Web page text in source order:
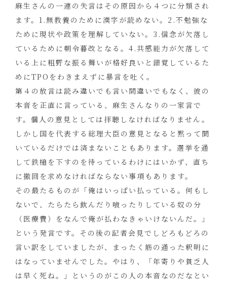
麻生さんの一連の失言はその原因から４つに分類され
ます。1.無教養のために漢字が読めない。2.不勉強な
ために現状や政策を理解していない。3.信念が欠落し
ているために朝令暮改となる。4.共感能力が欠落して
いる上に粗野な振る舞いが格好良いと錯覚しているた
めにTPOをわきまえずに暴言を吐く。
第４の放言は読み違いでも言い間違いでもなく、彼の
本音を正直に言っている、麻生さんなりの一家言で
す。個人の意見としては拝聴しなければなりません。
しかし国を代表する総理大臣の意見となると黙って聞
いているだけでは済まないこともあります。選挙を通
して鉄槌を下すのを待っているわけにはいかず、直ち
に撤回を求めなければならない事項もあります。
その最たるものが「俺はいっぱい払っている。何もし
ないで、たらたら飲んだり喰ったりしている奴の分
（医療費）をなんで俺が払わなきゃいけないんだ。」
という発言です。その後の記者会見でしどろもどろの
言い訳をしていましたが、まったく筋の通った釈明に
はなっていませんでした。やはり、「年寄りや貧乏人
は早く死ね。」というのがこの人の本音なのだなとい